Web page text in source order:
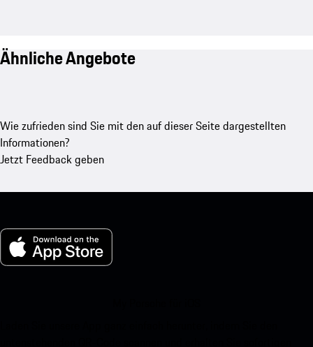
Ähnliche Angebote
Wie zufrieden sind Sie mit den auf dieser Seite dargestellten
Informationen?
Jetzt Feedback geben